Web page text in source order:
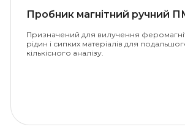
Пробник магнітний ручний
Призначений для вилучення
рідин і сипких матеріалів для
кількісного аналізу.